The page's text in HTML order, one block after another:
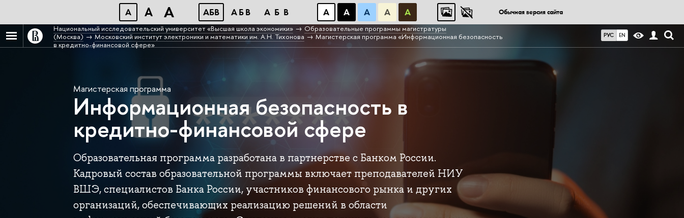
A A A АБВ АБВ АБВ А А А А А Обычная версия сайта
РУС EN
Национальный исследовательский университет «Высшая школа экономики»
Образовательные программы магистратуры
(Москва)
Московский институт электроники и математики им. А.Н. Тихонова
Магистерская программа «Информационная безопасность
в кредитно-финансовой сфере»
Магистерская программа
Информационная безопасность в
кредитно-финансовой сфере
Образовательная программа разработана в партнерстве с Банком России.
Кадровый состав образовательной программы включает преподавателей НИУ
ВШЭ, специалистов Банка России, участников финансового рынка и других
организаций, обеспечивающих реализацию решений в области